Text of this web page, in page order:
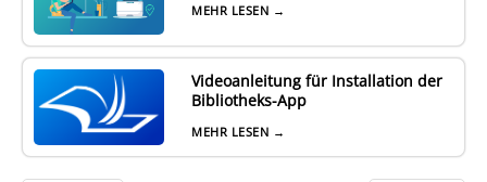
MEHR LESEN →
Videoanleitung für Installation der
Bibliotheks-App
MEHR LESEN →